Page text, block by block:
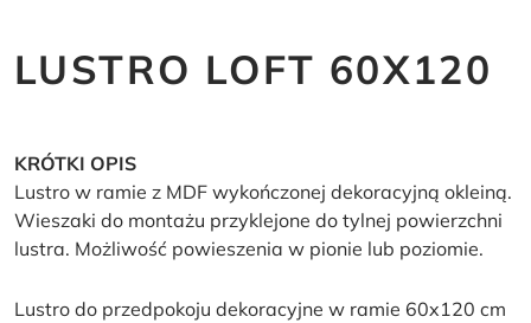
LUSTRO LOFT 60X120
KRÓTKI OPIS
Lustro w ramie z MDF wykończonej dekoracyjną okleiną.
Wieszaki do montażu przyklejone do tylnej powierzchni
lustra. Możliwość powieszenia w pionie lub poziomie.
Lustro do przedpokoju dekoracyjne w ramie 60x120 cm